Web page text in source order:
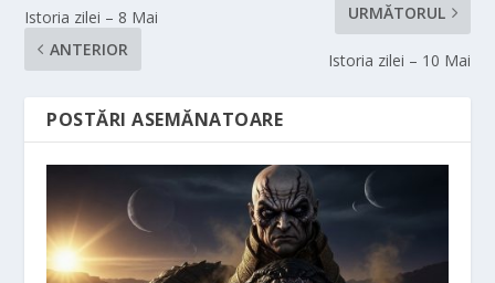
Istoria zilei – 8 Mai
ANTERIOR
URMĂTORUL
Istoria zilei – 10 Mai
POSTĂRI ASEMĂNATOARE